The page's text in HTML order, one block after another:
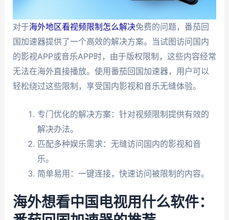
对于海外地区看视频限制怎么解决免费的问题，番茄回
国加速器提供了一个高效的解决方案。当试图访问国内
的影视APP或音乐APP时，由于版权限制，这些内容经常
无法在海外直接播放。使用番茄回国加速器，用户可以
轻松绕过这些限制，享受国内影视和音乐无缝体验。
专门优化的解决方案：针对视频限制提供有效的
解决办法。
匹配多种娱乐需求：无缝访问国内的影视和音
乐。
简单易用：一键连接，快速访问被限制的内容。
海外想看中国电视用什么软件：